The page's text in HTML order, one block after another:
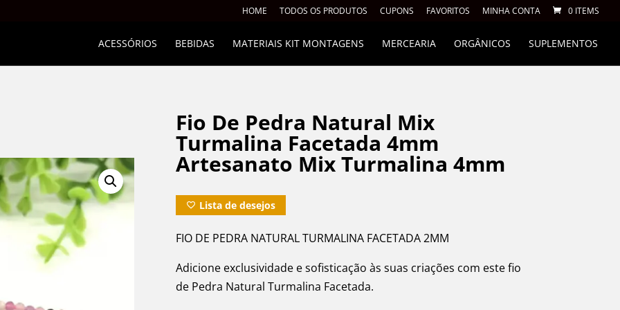
HOME TODOS OS PRODUTOS CUPONS FAVORITOS MINHA CONTA 0 ITEMS
ACESSÓRIOS BEBIDAS MATERIAIS KIT MONTAGENS MERCEARIA ORGÂNICOS SUPLEMENTOS
Fio De Pedra Natural Mix
Turmalina Facetada 4mm
Artesanato Mix Turmalina 4mm
Lista de desejos
FIO DE PEDRA NATURAL TURMALINA FACETADA 2MM
Adicione exclusividade e sofisticação às suas criações com este fio
de Pedra Natural Turmalina Facetada.